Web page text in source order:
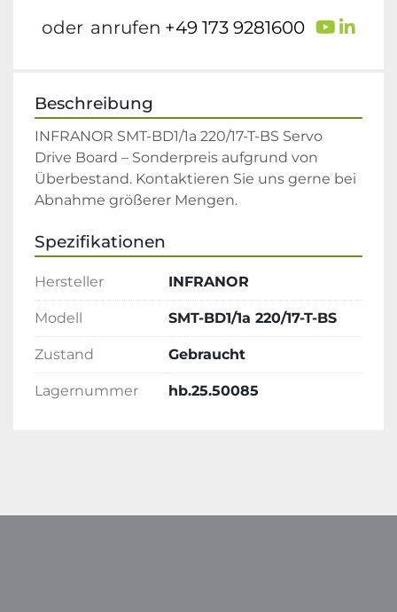
oder anrufen +49 173 9281600
Beschreibung
INFRANOR SMT-BD1/1a 220/17-T-BS Servo
Drive Board – Sonderpreis aufgrund von
Überbestand. Kontaktieren Sie uns gerne bei
Abnahme größerer Mengen.
Spezifikationen
Hersteller INFRANOR
Modell SMT-BD1/1a 220/17-T-BS
Zustand Gebraucht
Lagernummer hb.25.50085